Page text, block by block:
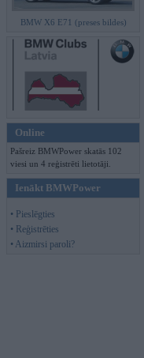
BMW X6 E71 (preses bildes)
Online
Pašreiz BMWPower skatās 102
viesi un 4 reģistrēti lietotāji.
Ienākt BMWPower
• Pieslēgties
• Reģistrēties
• Aizmirsi paroli?